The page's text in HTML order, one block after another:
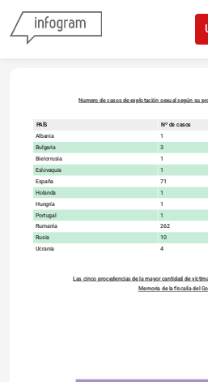
Skip to
Numero de casos de explotación sexual según su
PAÍS
Nº de casos
Albania
1
Bulgaria
3
Bielorrusia
1
Eslovaquia
1
España
71
Holanda
1
Hungría
1
Portugal
1
Rumanía
262
Rusia 10
Ucrania 4
Las cinco procedencias de la mayor cantidad de
Memoria de la fiscalía del